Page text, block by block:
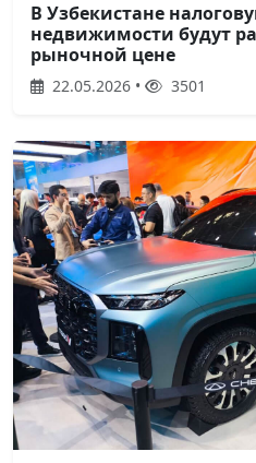
В Узбекистане
недвижимости будут
рыночной цене
22.05.2026 • 3501